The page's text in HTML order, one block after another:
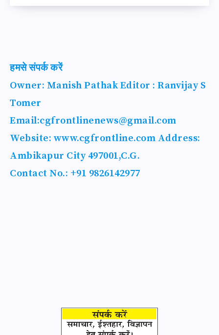
हमसे संपर्क करें
Owner: Manish Pathak Editor : Ranvijay S
Tomer
Email:cgfrontlinenews@gmail.com
Website: www.cgfrontline.com Address:
Ambikapur City 497001,C.G.
Contact No.: +91 9826142977